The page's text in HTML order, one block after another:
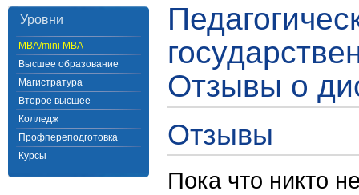
Уровни
MBA/mini MBA
Высшее образование
Магистратура
Второе высшее
Колледж
Профпереподготовка
Курсы
Отзывы о
Отзывы
Пока что никто